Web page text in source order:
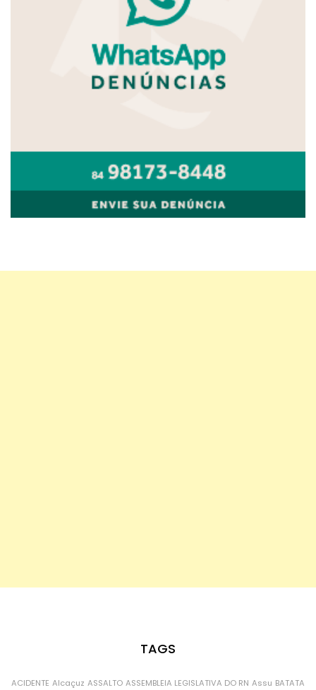
TAGS
ACIDENTE Alcaçuz ASSALTO ASSEMBLEIA LEGISLATIVA DO RN Assu BATATA